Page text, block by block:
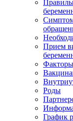
Прием
Роды
График